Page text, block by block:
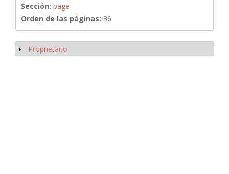
Sección: page
Orden de las páginas: 36
Mostrar
Proprietario